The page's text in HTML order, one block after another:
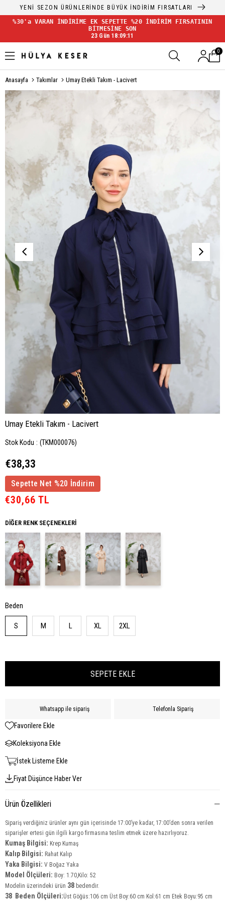
YENİ SEZON ÜRÜNLERİNDE BÜYÜK İNDİRİM FIRSATLARI
%30'a VARAN İNDİRİME EK SEPETTE %20 İNDİRİM FIRSATININ
BİTMESİNE SON
23 Gün 18:09:10
0
Anasayfa Takımlar Umay Etekli Takım - Lacivert
Umay Etekli Takım - Lacivert
Stok Kodu (TKM000076)
€38,33
Sepette Net %20 İndirim
€30,66 TL
DIĞER RENK SEÇENEKLERI
Beden
S M L XL 2XL
Whatsapp ile sipariş Telefonla Sipariş
Favorilere Ekle
Koleksiyona Ekle
İstek Listeme Ekle
Fiyat Düşünce Haber Ver
Ürün Özellikleri
Sipariş verdiğiniz ürünler aynı gün içerisinde 17:00’ye kadar, 17:00’den sonra verilen
siparişler ertesi gün ilgili kargo firmasına teslim etmek üzere hazırlıyoruz.
Kumaş Bilgisi: Krep Kumaş
Kalıp Bilgisi: Rahat Kalıp
Yaka Bilgisi: V Boğaz Yaka
Model Ölçüleri: Boy: 1.70,Kilo: 52
Modelin üzerindeki ürün 38 bedendir.
38 Beden Ölçüleri:Üst Göğüs:106 cm Üst Boy:60 cm Kol:61 cm Etek Boyu:95 cm